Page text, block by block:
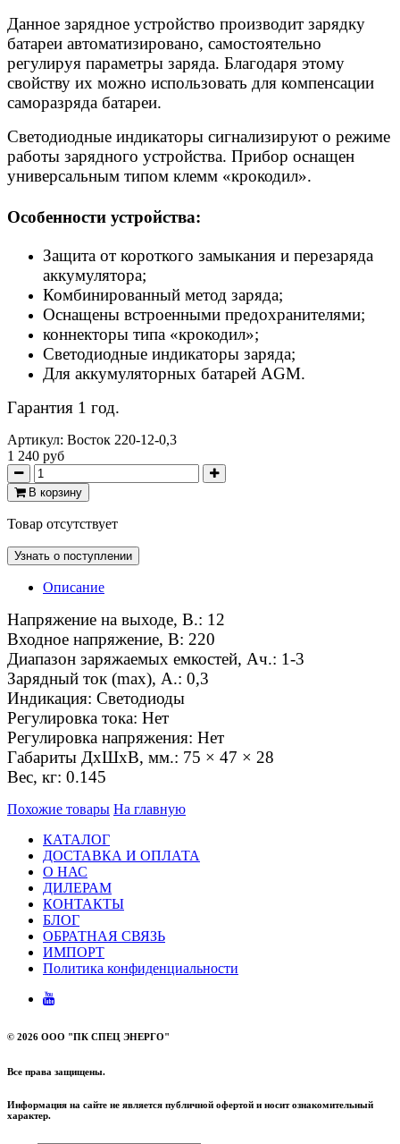
Данное зарядное устройство производит зарядку
батареи автоматизировано, самостоятельно
регулируя параметры заряда. Благодаря этому
свойству их можно использовать для компенсации
саморазряда батареи.
Светодиодные индикаторы сигнализируют о режиме
работы зарядного устройства. Прибор оснащен
универсальным типом клемм «крокодил».
Особенности устройства:
Защита от короткого замыкания и перезаряда
аккумулятора;
Комбинированный метод заряда;
Оснащены встроенными предохранителями;
коннекторы типа «крокодил»;
Светодиодные индикаторы заряда;
Для аккумуляторных батарей AGM.
Гарантия 1 год.
Артикул: Восток 220-12-0,3
1 240 руб
В корзину
Товар отсутствует
Узнать о поступлении
Описание
Напряжение на выходе, В.: 12
Входное напряжение, В: 220
Диапазон заряжаемых емкостей, Ач.: 1-3
Зарядный ток (max), А.: 0,3
Индикация: Светодиоды
Регулировка тока: Нет
Регулировка напряжения: Нет
Габариты ДxШxВ, мм.: 75 × 47 × 28
Вес, кг: 0.145
Похожие товары На главную
КАТАЛОГ
ДОСТАВКА И ОПЛАТА
О НАС
ДИЛЕРАМ
КОНТАКТЫ
БЛОГ
ОБРАТНАЯ СВЯЗЬ
ИМПОРТ
Политика конфиденциальности
© 2026 ООО "ПК СПЕЦ ЭНЕРГО"
Все права защищены.
Информация на сайте не является публичной офертой и носит ознакомительный
характер.